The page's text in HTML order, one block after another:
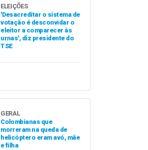
ELEIÇÕES
'Desacreditar o sistema de
votação é desconvidar o
eleitor a comparecer às
urnas', diz presidente do
TSE
GERAL
Colombianas que
morreram na queda de
helicóptero eram avó, mãe
e filha